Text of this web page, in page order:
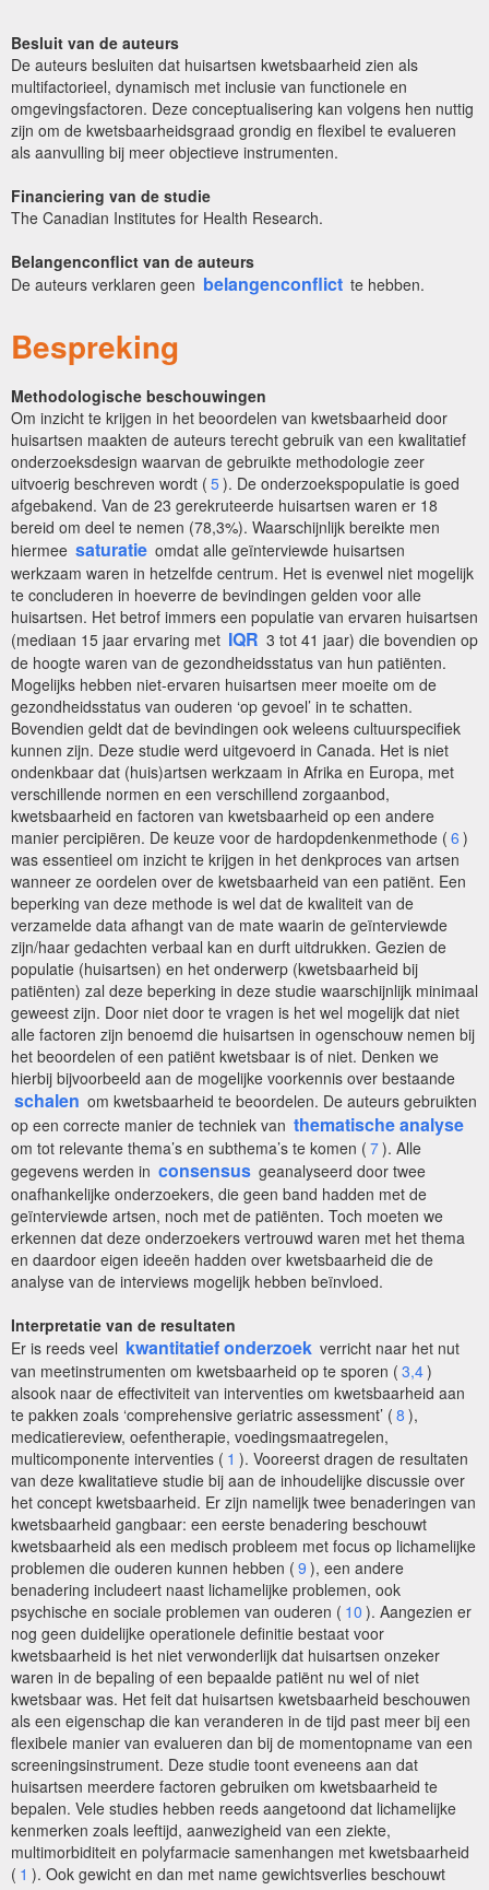
Besluit van de auteurs
De auteurs besluiten dat huisartsen kwetsbaarheid zien als
multifactorieel, dynamisch met inclusie van functionele en
omgevingsfactoren. Deze conceptualisering kan volgens hen nuttig
zijn om de kwetsbaarheidsgraad grondig en flexibel te evalueren
als aanvulling bij meer objectieve instrumenten.
Financiering van de studie
The Canadian Institutes for Health Research.
Belangenconflict van de auteurs
De auteurs verklaren geen belangenconflict te hebben.
Bespreking
Methodologische beschouwingen
Om inzicht te krijgen in het beoordelen van kwetsbaarheid door
huisartsen maakten de auteurs terecht gebruik van een kwalitatief
onderzoeksdesign waarvan de gebruikte methodologie zeer
uitvoerig beschreven wordt ( 5). De onderzoekspopulatie is goed
afgebakend. Van de 23 gerekruteerde huisartsen waren er 18
bereid om deel te nemen (78,3%). Waarschijnlijk bereikte men
hiermee saturatie omdat alle geïnterviewde huisartsen
werkzaam waren in hetzelfde centrum. Het is evenwel niet mogelijk
te concluderen in hoeverre de bevindingen gelden voor alle
huisartsen. Het betrof immers een populatie van ervaren huisartsen
(mediaan 15 jaar ervaring met IQR 3 tot 41 jaar) die bovendien op
de hoogte waren van de gezondheidsstatus van hun patiënten.
Mogelijks hebben niet-ervaren huisartsen meer moeite om de
gezondheidsstatus van ouderen ‘op gevoel’ in te schatten.
Bovendien geldt dat de bevindingen ook weleens cultuurspecifiek
kunnen zijn. Deze studie werd uitgevoerd in Canada. Het is niet
ondenkbaar dat (huis)artsen werkzaam in Afrika en Europa, met
verschillende normen en een verschillend zorgaanbod,
kwetsbaarheid en factoren van kwetsbaarheid op een andere
manier percipiëren. De keuze voor de hardopdenkenmethode ( 6 )
was essentieel om inzicht te krijgen in het denkproces van artsen
wanneer ze oordelen over de kwetsbaarheid van een patiënt. Een
beperking van deze methode is wel dat de kwaliteit van de
verzamelde data afhangt van de mate waarin de geïnterviewde
zijn/haar gedachten verbaal kan en durft uitdrukken. Gezien de
populatie (huisartsen) en het onderwerp (kwetsbaarheid bij
patiënten) zal deze beperking in deze studie waarschijnlijk minimaal
geweest zijn. Door niet door te vragen is het wel mogelijk dat niet
alle factoren zijn benoemd die huisartsen in ogenschouw nemen bij
het beoordelen of een patiënt kwetsbaar is of niet. Denken we
hierbij bijvoorbeeld aan de mogelijke voorkennis over bestaande
schalen om kwetsbaarheid te beoordelen. De auteurs gebruikten
op een correcte manier de techniek van thematische analyse
om tot relevante thema’s en subthema’s te komen ( 7). Alle
gegevens werden in consensus geanalyseerd door twee
onafhankelijke onderzoekers, die geen band hadden met de
geïnterviewde artsen, noch met de patiënten. Toch moeten we
erkennen dat deze onderzoekers vertrouwd waren met het thema
en daardoor eigen ideeën hadden over kwetsbaarheid die de
analyse van de interviews mogelijk hebben beïnvloed.
Interpretatie van de resultaten
Er is reeds veel kwantitatief onderzoek verricht naar het nut
van meetinstrumenten om kwetsbaarheid op te sporen ( 3,4)
alsook naar de effectiviteit van interventies om kwetsbaarheid aan
te pakken zoals ‘comprehensive geriatric assessment’ ( 8 ),
medicatiereview, oefentherapie, voedingsmaatregelen,
multicomponente interventies ( 1 ). Vooreerst dragen de resultaten
van deze kwalitatieve studie bij aan de inhoudelijke discussie over
het concept kwetsbaarheid. Er zijn namelijk twee benaderingen van
kwetsbaarheid gangbaar: een eerste benadering beschouwt
kwetsbaarheid als een medisch probleem met focus op lichamelijke
problemen die ouderen kunnen hebben ( 9 ), een andere
benadering includeert naast lichamelijke problemen, ook
psychische en sociale problemen van ouderen ( 10 ). Aangezien er
nog geen duidelijke operationele definitie bestaat voor
kwetsbaarheid is het niet verwonderlijk dat huisartsen onzeker
waren in de bepaling of een bepaalde patiënt nu wel of niet
kwetsbaar was. Het feit dat huisartsen kwetsbaarheid beschouwen
als een eigenschap die kan veranderen in de tijd past meer bij een
flexibele manier van evalueren dan bij de momentopname van een
screeningsinstrument. Deze studie toont eveneens aan dat
huisartsen meerdere factoren gebruiken om kwetsbaarheid te
bepalen. Vele studies hebben reeds aangetoond dat lichamelijke
kenmerken zoals leeftijd, aanwezigheid van een ziekte,
multimorbiditeit en polyfarmacie samenhangen met kwetsbaarheid
( 1 ). Ook gewicht en dan met name gewichtsverlies beschouwt